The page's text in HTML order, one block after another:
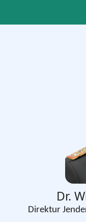
Dr.
Direktur